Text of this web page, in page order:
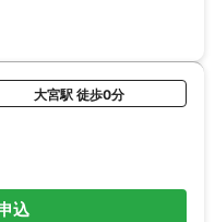
大宮駅 徒歩0分
込